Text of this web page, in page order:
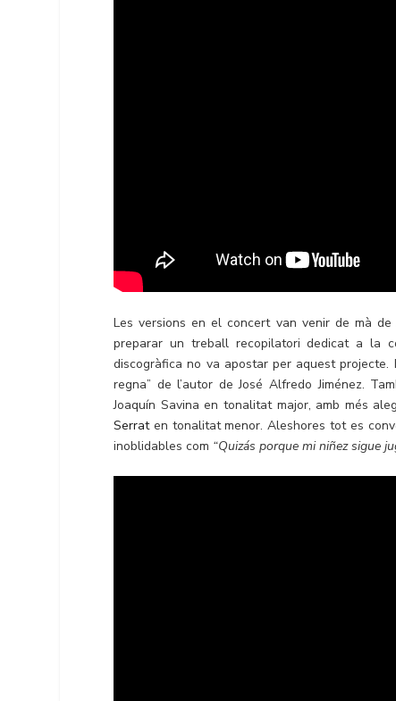
Les versions en el concert van venir de mà
preparar un treball recopilatori dedicat a la
discogràfica no va apostar per aquest
regna” de l’autor de José Alfredo Jiménez.
Joaquín Savina en tonalitat major, amb més
Serraten tonalitat menor. Aleshores tot es
inoblidables com “Quizás porque mi niñez sigue